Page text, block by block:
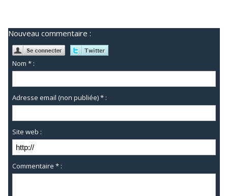
Nouveau commentaire :
Nom * :
Adresse email (non publiée) * :
Site web :
Commentaire * :